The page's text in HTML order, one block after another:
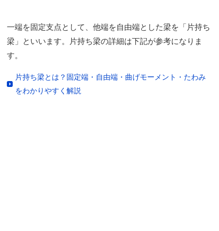
一端を固定支点として、他端を自由端とした梁を「片持ち
梁」といいます。片持ち梁の詳細は下記が参考になりま
す。
片持ち梁とは？固定端・自由端・曲げモーメント・たわみ
をわかりやすく解説